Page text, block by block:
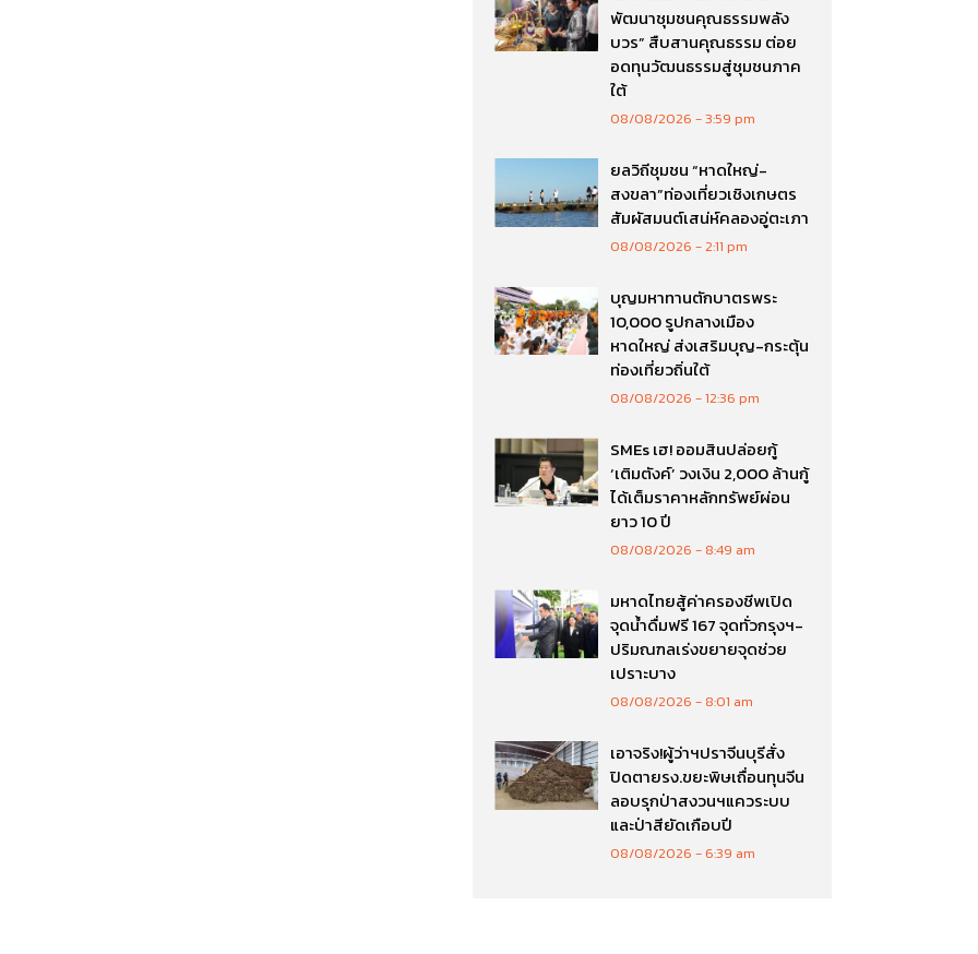
พัฒนาชุมชนคุณธรรมพลัง
บวร” สืบสานคุณธรรม ต่อย
อดทุนวัฒนธรรมสู่ชุมชนภาค
ใต้
08/08/2026 3:59 pm
ยลวิถีชุมชน “หาดใหญ่-
สงขลา”ท่องเที่ยวเชิงเกษตร
สัมผัสมนต์เสน่ห์คลองอู่ตะเภา
08/08/2026 2:11 pm
บุญมหาทานตักบาตรพระ
10,000 รูปกลางเมือง
หาดใหญ่ ส่งเสริมบุญ-กระตุ้น
ท่องเที่ยวถิ่นใต้
08/08/2026 12:36 pm
SMEs เฮ! ออมสินปล่อยกู้
‘เติมตังค์’ วงเงิน 2,000 ล้านกู้
ได้เต็มราคาหลักทรัพย์ผ่อน
ยาว 10 ปี
08/08/2026 8:49 am
มหาดไทยสู้ค่าครองชีพเปิด
จุดน้ำดื่มฟรี 167 จุดทั่วกรุงฯ-
ปริมณฑลเร่งขยายจุดช่วย
เปราะบาง
08/08/2026 8:01 am
เอาจริง!ผู้ว่าฯปราจีนบุรีสั่ง
ปิดตายรง.ขยะพิษเถื่อนทุนจีน
ลอบรุกป่าสงวนฯแควระบบ
และป่าสียัดเกือบปี
08/08/2026 6:39 am